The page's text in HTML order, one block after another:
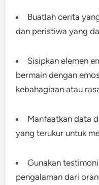
Buatlah cerita
dan peristiwa yang
Sisipkan elemen
bermain dengan
kebahagiaan atau
Manfaatkan data
yang terukur untuk
Gunakan
pengalaman dari